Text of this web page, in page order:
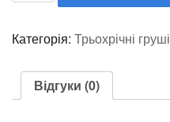
Категорія: Трьохрічні груші
Відгуки (0)